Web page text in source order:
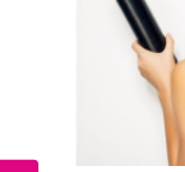
Ботокс Жирне